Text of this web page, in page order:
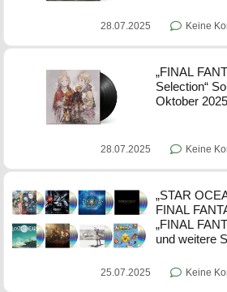
28.07.2025 Keine
„FINAL
Selection“
Oktober 2025
28.07.2025 Keine
„STAR
FINAL
„FINAL
und weitere
25.07.2025 Keine